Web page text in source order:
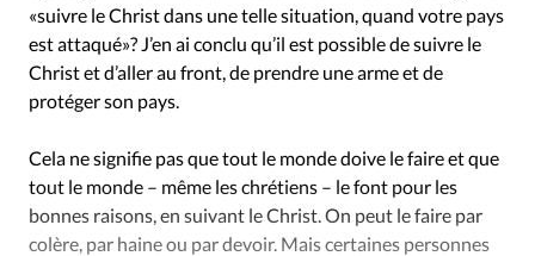
«suivre le Christ dans une telle situation, quand votre pays
est attaqué»? J’en ai conclu qu’il est possible de suivre le
Christ et d’aller au front, de prendre une arme et de
protéger son pays.
Cela ne signifie pas que tout le monde doive le faire et que
tout le monde – même les chrétiens – le font pour les
bonnes raisons, en suivant le Christ. On peut le faire par
colère, par haine ou par devoir. Mais certaines personnes